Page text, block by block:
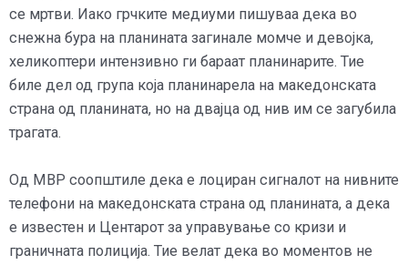
се мртви. Иако грчките медиуми пишуваа дека во
снежна бура на планината загинале момче и девојка,
хеликоптери интензивно ги бараат планинарите. Тие
биле дел од група која планинарела на македонската
страна од планината, но на двајца од нив им се загубила
трагата.
Од МВР соопштиле дека е лоциран сигналот на нивните
телефони на македонската страна од планината, а дека
е известен и Центарот за управување со кризи и
граничната полиција. Тие велат дека во моментов не